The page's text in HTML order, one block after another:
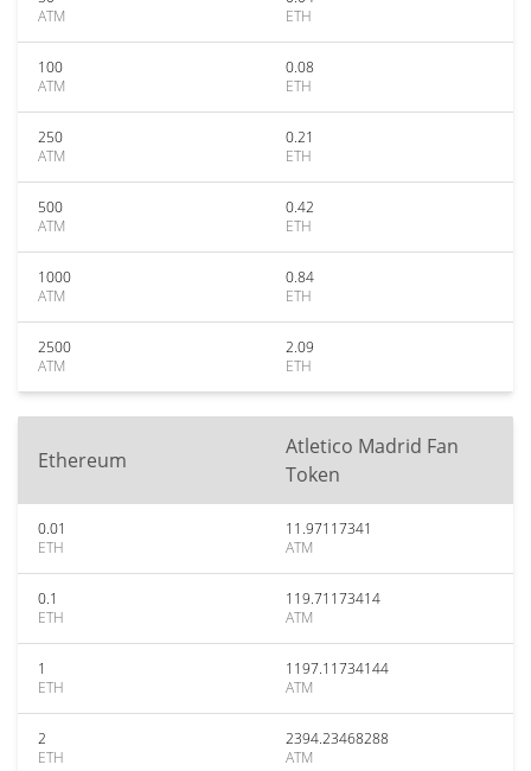
ATM
ETH
100
ATM
0.08
ETH
250
ATM
0.21
ETH
500
ATM
0.42
ETH
1000
ATM
0.84
ETH
2500
ATM
2.09
ETH
Ethereum
Atletico Madrid Fan
Token
0.01
ETH
11.97117341
ATM
0.1
ETH
119.71173414
ATM
1
ETH
1197.11734144
ATM
2
ETH
2394.23468288
ATM